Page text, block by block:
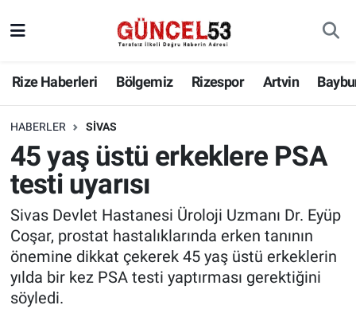
Rize Haberleri Bölgemiz Rizespor Artvin
HABERLER SIVAS
45 yaş üstü erkeklere PSA
testi uyarısı
Sivas Devlet Hastanesi Üroloji Uzmanı Dr. Eyüp
Coşar, prostat hastalıklarında erken tanının
önemine dikkat çekerek 45 yaş üstü erkeklerin
yılda bir kez PSA testi yaptırması gerektiğini
söyledi.